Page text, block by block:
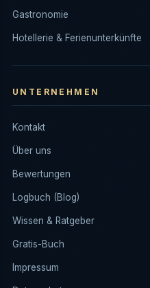
Gastronomie
Hotellerie & Ferienunterkünfte
UNTERNEHMEN
Kontakt
Über uns
Bewertungen
Logbuch (Blog)
Wissen & Ratgeber
Gratis-Buch
Impressum